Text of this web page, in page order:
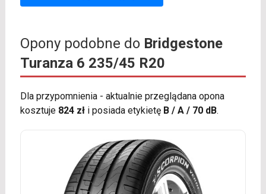
Opony podobne do Bridgestone
Turanza 6 235/45 R20
Dla przypomnienia - aktualnie przeglądana opona
kosztuje 824 złi posiada etykietę B / A / 70 dB.